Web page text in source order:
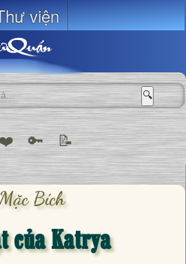
viện
🔍
🔑 📝
Bích
của Katrya